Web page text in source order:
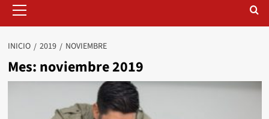
primario
INICIO 2019 NOVIEMBRE
Mes: noviembre 2019